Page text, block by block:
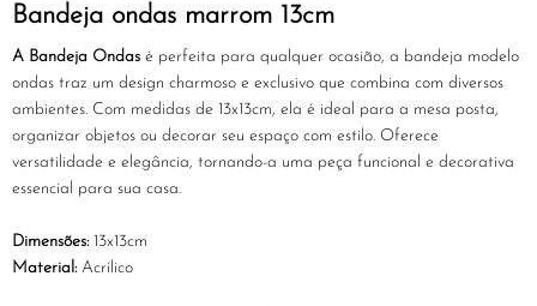
Bandeja ondas marrom 13cm
A Bandeja Ondas é perfeita para qualquer ocasião, a bandeja modelo
ondas traz um design charmoso e exclusivo que combina com diversos
ambientes. Com medidas de 13x13cm, ela é ideal para a mesa posta,
organizar objetos ou decorar seu espaço com estilo. Oferece
versatilidade e elegância, tornando-a uma peça funcional e decorativa
essencial para sua casa.
Dimensões: 13x13cm
Material: Acrílico